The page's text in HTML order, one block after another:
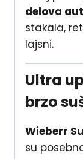
delova
stakala,
lajsni.
Ultra
brzo
Wieberr
su